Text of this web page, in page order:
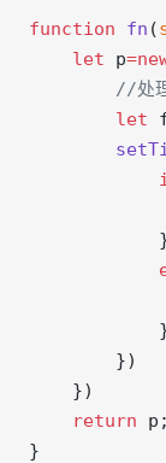
function fn (
    let
p
//处
        let
        })
    })
    return
p;
}